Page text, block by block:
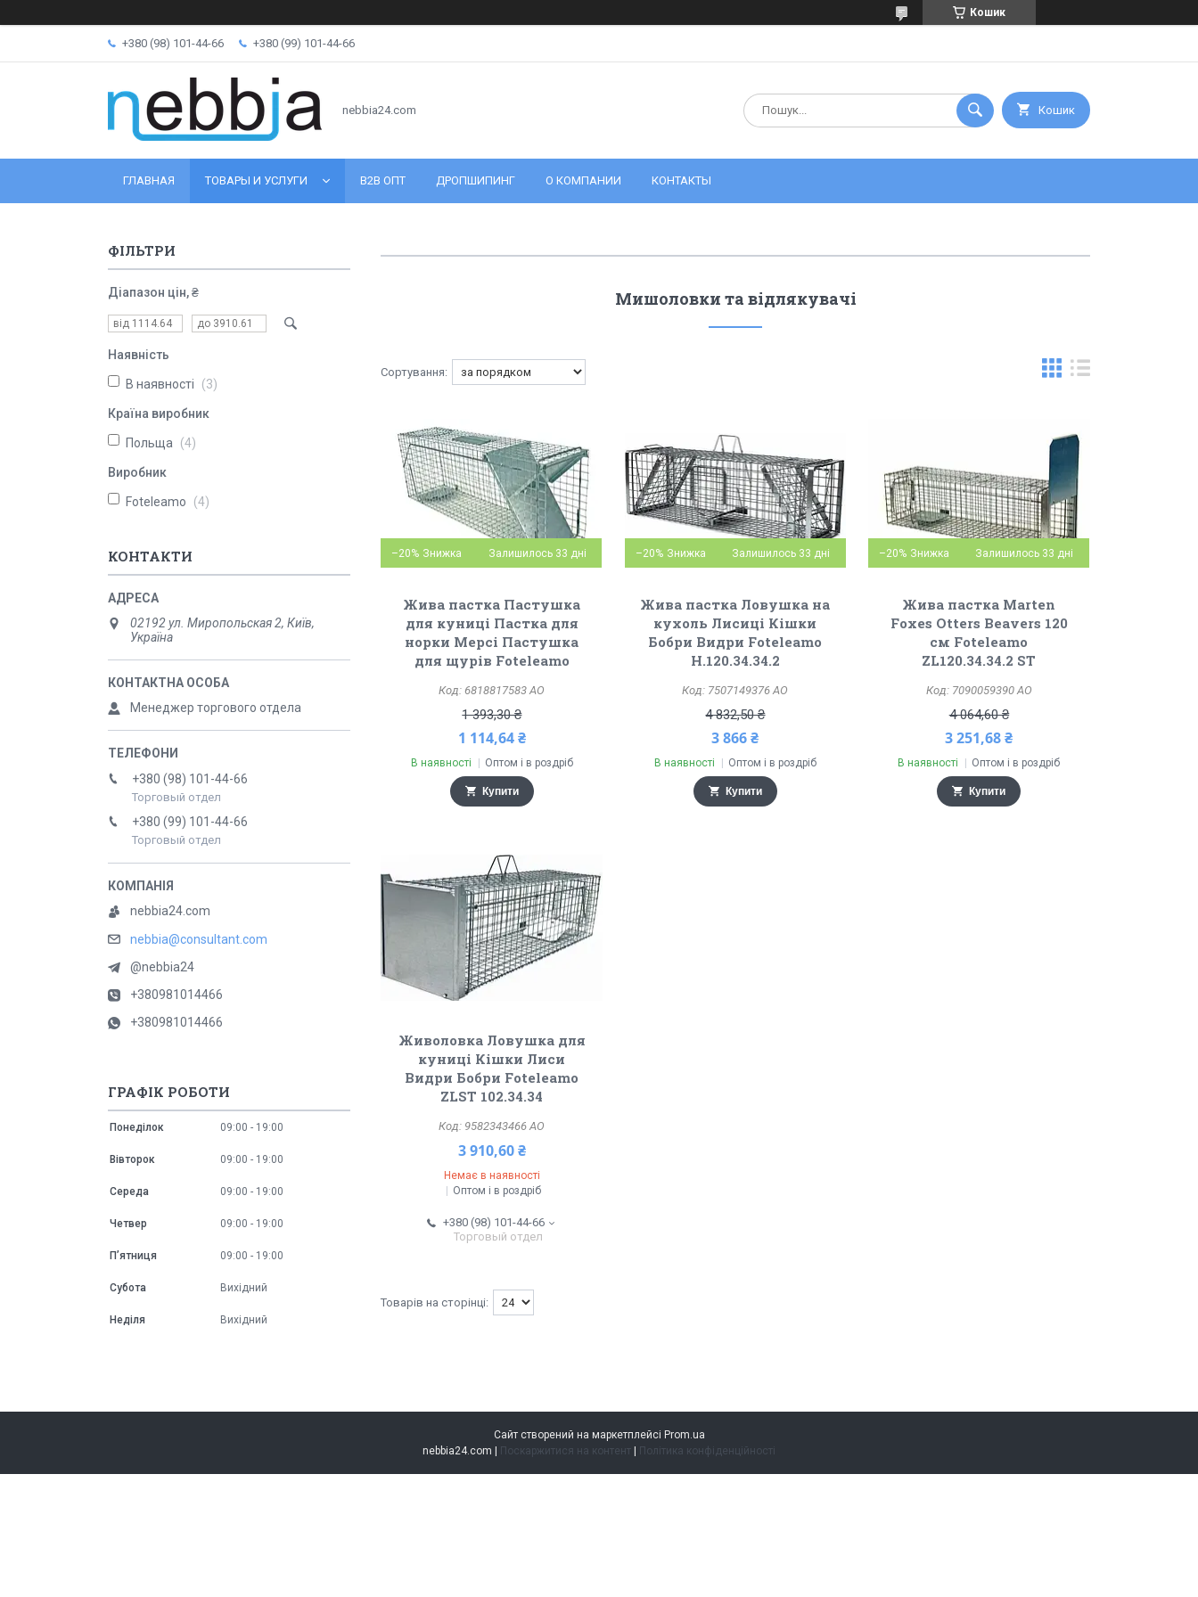
Кошик
+380 (98) 101-44-66 +380 (99) 101-44-66
nebbia24.com Кошик
ГЛАВНАЯ ТОВАРЫ И УСЛУГИ B2B ОПТ ДРОПШИПИНГ О КОМПАНИИ КОНТАКТЫ
Мишоловки та відлякувачі
–20% Залишилось 33 дні
Жива пастка Пастушка
для куниці Пастка для
норки Мерсі Пастушка
для щурів Foteleamo
6818817583 АО
1 393,30 ₴
1 114,64 ₴
В наявності Оптом і в роздріб
Купити
–20% Залишилось 33 дні
Жива пастка Ловушка на
кухоль Лисиці Кішки
Бобри Видри Foteleamo
H.120.34.34.2
7507149376 АО
4 832,50 ₴
3 866 ₴
В наявності Оптом і в роздріб
Купити
–20% Залишилось 33 дні
Жива пастка Marten
Foxes Otters Beavers 120
см Foteleamo
ZL120.34.34.2 ST
7090059390 АО
4 064,60 ₴
3 251,68 ₴
В наявності Оптом і в роздріб
Купити
Живоловка Ловушка для
куниці Кішки Лиси
Видри Бобри Foteleamo
ZLST 102.34.34
9582343466 АО
3 910,60 ₴
Немає в наявності
Оптом і в роздріб
+380 (98) 101-44-66
Торговый отдел
ФІЛЬТРИ
Діапазон цін, ₴
Наявність
В наявності 3
Країна виробник
Польща 4
Виробник
Foteleamo 4
КОНТАКТИ
02192 ул. Миропольская 2, Київ,
Україна
Менеджер торгового отдела
+380 (98) 101-44-66
Торговый отдел
+380 (99) 101-44-66
Торговый отдел
nebbia24.com
nebbia@consultant.com
@nebbia24
+380981014466
+380981014466
ГРАФІК РОБОТИ
Понеділок 09:00 19:00
Вівторок 09:00 19:00
Середа 09:00 19:00
Четвер 09:00 19:00
Пʼятниця 09:00 19:00
Субота Вихідний
Неділя Вихідний
Сайт створений на маркетплейсі Prom.ua
Поскаржитися на контент Політика конфіденційності